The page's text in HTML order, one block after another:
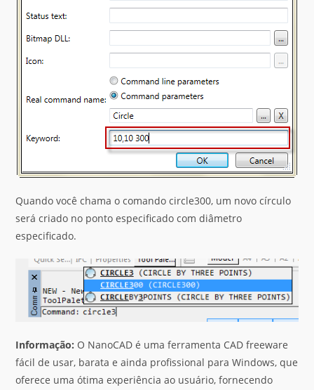
Quando você chama o comando circle300, um novo círculo
será criado no ponto especificado com diâmetro
especificado.
Informação: O NanoCAD é uma ferramenta CAD freeware
fácil de usar, barata e ainda profissional para Windows, que
oferece uma ótima experiência ao usuário, fornecendo